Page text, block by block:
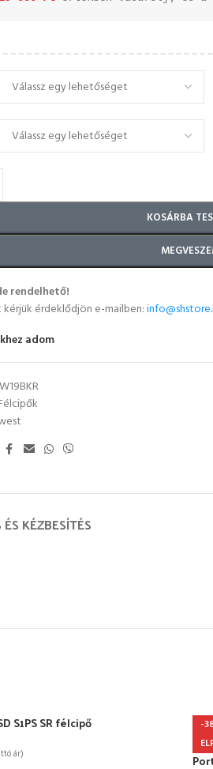
KOSÁRBA
rendelhető!
érdeklődjön e-mailben:
adom
KÉZBESÍTÉS
S1PS SR félcipő
ár)
-